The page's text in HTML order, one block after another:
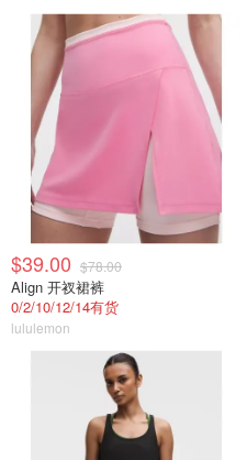
$39.00 $78.00
Align 开衩裙裤
0/2/10/12/14有货
lululemon